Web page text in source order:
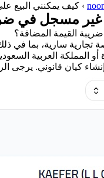
› كيف يمكنني البيع
غير مسجل في
القيمة المضافة؟
سارية، بما في
أو المملكة العربية
كيان قانوني. يرجى